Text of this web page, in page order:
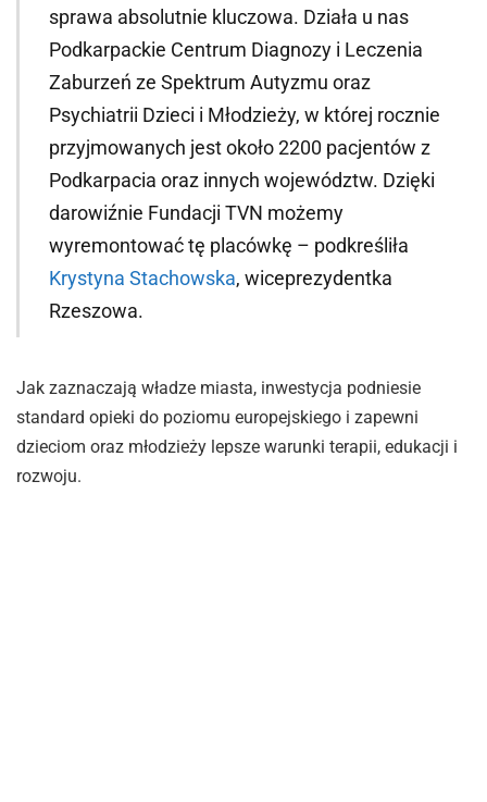
sprawa absolutnie kluczowa. Działa u nas
Podkarpackie Centrum Diagnozy i Leczenia
Zaburzeń ze Spektrum Autyzmu oraz
Psychiatrii Dzieci i Młodzieży, w której rocznie
przyjmowanych jest około 2200 pacjentów z
Podkarpacia oraz innych województw. Dzięki
darowiźnie Fundacji TVN możemy
wyremontować tę placówkę – podkreśliła
Krystyna Stachowska, wiceprezydentka
Rzeszowa.
Jak zaznaczają władze miasta, inwestycja podniesie
standard opieki do poziomu europejskiego i zapewni
dzieciom oraz młodzieży lepsze warunki terapii, edukacji i
rozwoju.